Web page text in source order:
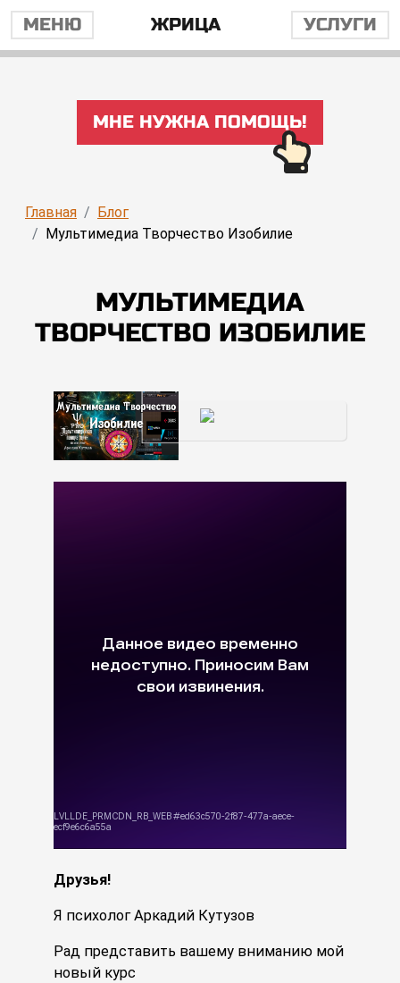
МЕНЮ ЖРИЦА УСЛУГИ
МНЕ НУЖНА ПОМОЩЬ!
Главная
Блог
Мультимедиа Творчество Изобилие
МУЛЬТИМЕДИА
ТВОРЧЕСТВО ИЗОБИЛИЕ
Друзья!
Я психолог Аркадий Кутузов
Рад представить вашему вниманию мой
новый курс